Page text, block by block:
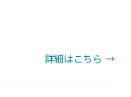
詳細はこちら →